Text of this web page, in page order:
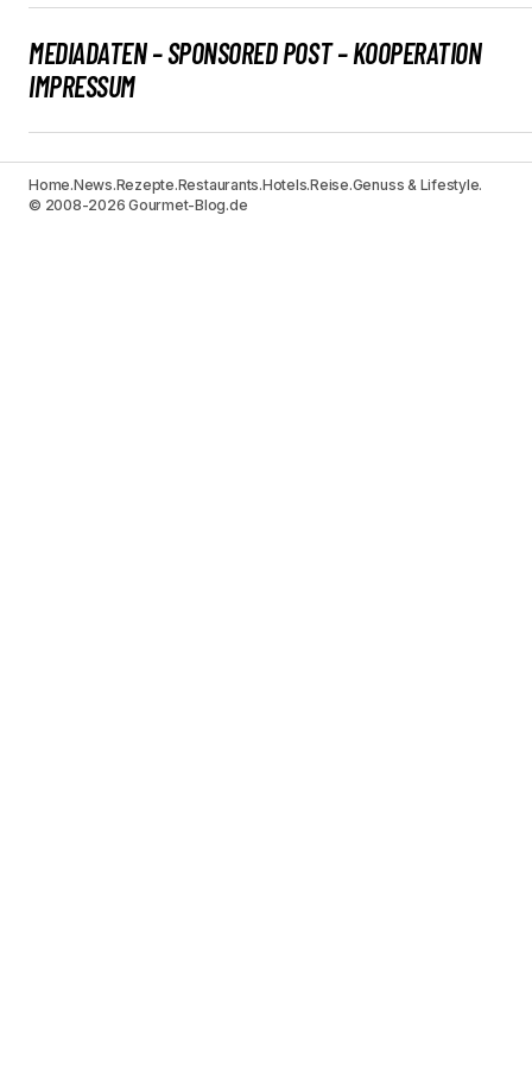
MEDIADATEN – SPONSORED POST – KOOPERATION
IMPRESSUM
Home.News.Rezepte.Restaurants.Hotels.Reise.Genuss & Lifestyle.
© 2008-2026 Gourmet-Blog.de